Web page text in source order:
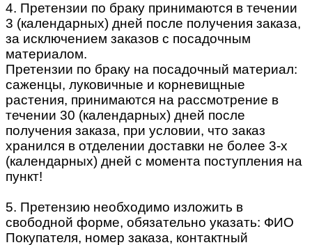
4. Претензии по браку принимаются в течении
3 (календарных) дней после получения заказа,
за исключением заказов с посадочным
материалом.
Претензии по браку на посадочный материал:
саженцы, луковичные и корневищные
растения, принимаются на рассмотрение в
течении 30 (календарных) дней после
получения заказа, при условии, что заказ
хранился в отделении доставки не более 3-х
(календарных) дней с момента поступления на
пункт!
5. Претензию необходимо изложить в
свободной форме, обязательно указать: ФИО
Покупателя, номер заказа, контактный